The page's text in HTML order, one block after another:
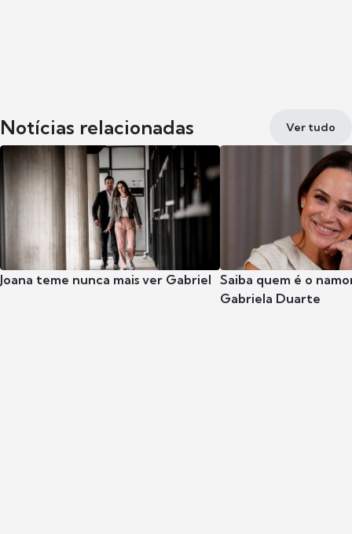
Notícias relacionadas Ver tudo
Joana teme nunca mais ver Gabriel Saiba quem é o
Gabriela Duarte